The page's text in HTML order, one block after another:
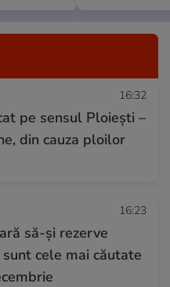
16:32
pe sensul Ploiești –
din cauza ploilor
16:23
să-și rezerve
cele mai căutate